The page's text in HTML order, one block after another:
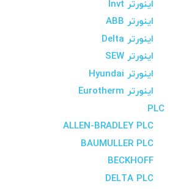
اینورتر Invt
اینورتر ABB
اینورتر Delta
اینورتر SEW
اینورتر Hyundai
اینورتر Eurotherm
PLC
ALLEN-BRADLEY PLC
BAUMULLER PLC
BECKHOFF
DELTA PLC